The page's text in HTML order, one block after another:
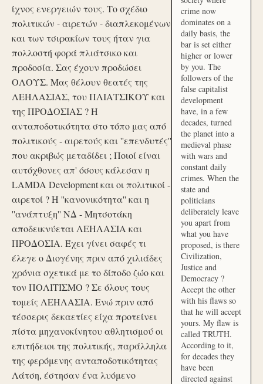
ίχνος ενεργειών τους. Το σχέδιο
πολιτικών - αιρετών - διαπλεκομένων
και των τσιρακίων τους ήταν για
πολλοστή φορά πλιάτσικο και
προδοσία. Σας έχουν προδώσει
ΟΛΟΥΣ. Μας θέλουν θεατές της
ΛΕΗΛΑΣΙΑΣ, του ΠΛΙΑΤΣΙΚΟΥ και
της ΠΡΟΔΟΣΙΑΣ ? Η
ανταποδοτικότητα στο τόπο μας από
πολιτικούς - αιρετούς και ''επενδυτές''
που ακριβώς μεταδίδει ; Ποιοί είναι
αυτόχθονες απ' όσους κάλεσαν η
LAMDA Development και οι πολιτικοί -
αιρετοί ? Η ''κανονικότητα'' και η
''ανάπτυξη'' ΝΔ - Μητσοτάκη
αποδεικνύεται ΛΕΗΛΑΣΙΑ και
ΠΡΟΔΟΣΙΑ. Έχει γίνει σαφές τι
έλεγε ο Διογένης πριν από χιλιάδες
χρόνια σχετικά με το δίποδο ζώο και
τον ΠΟΛΙΤΙΣΜΟ ? Σε όλους τους
τομείς ΛΕΗΛΑΣΙΑ. Ενώ πριν από
τέσσερις δεκαετίες είχα προτείνει
πίστα μηχανοκίνητου αθλητισμού οι
επιτήδειοι της πολιτικής, παράλληλα
της φερόμενης ανταποδοτικότητας
Λάτση, έστησαν ένα λυόμενο
crime now
dominates on a
daily basis, the
bar is set either
higher or lower
by you. The
followers of the
false capitalist
development
have, in a few
decades, turned
the planet into a
medieval phase
with wars and
constant daily
crimes. When the
state and
politicians
deliberately leave
you apart from
what you have
proposed, is there
Civilization,
Justice and
Democracy ?
Accept the other
with his flaws so
that he will accept
yours. My flaw is
called TRUTH.
According to it,
for decades they
have been
directed against